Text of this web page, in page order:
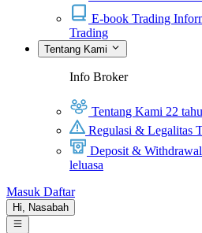
E-book Trading
Trading
Tentang Kami
Info Broker
Tentang Kami 22
Regulasi & Legalitas
Deposit & Withdrawal
leluasa
Masuk Daftar
Hi, Nasabah